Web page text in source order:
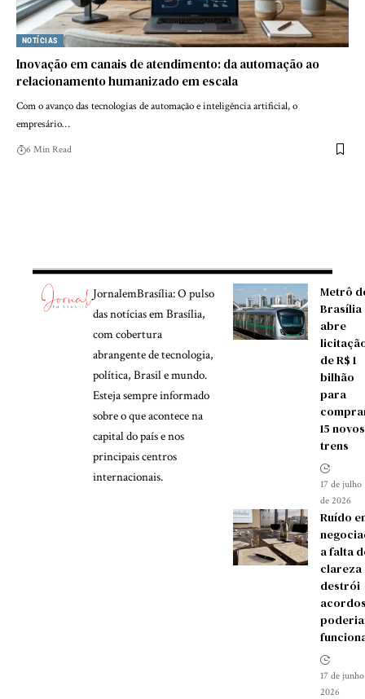
NOTÍCIAS
Inovação em canais de atendimento: da automação ao
relacionamento humanizado em escala
Com o avanço das tecnologias de automação e inteligência artificial, o
empresário…
6 Min Read
JornalemBrasília: O pulso
das notícias em Brasília,
com cobertura
abrangente de tecnologia,
política, Brasil e mundo.
Esteja sempre informado
sobre o que acontece na
capital do país e nos
principais centros
internacionais.
Metrô
Brasília
abre
de R$ 1
bilhão
para
15 novos
trens
17 de julho
de 2026
Ruído
a falta
clareza
destrói
17 de
2026